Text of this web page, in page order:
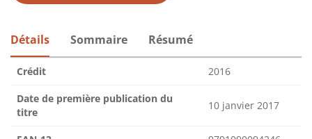
Détails Sommaire Résumé
Crédit 2016
Date de première publication du
titre
10 janvier 2017